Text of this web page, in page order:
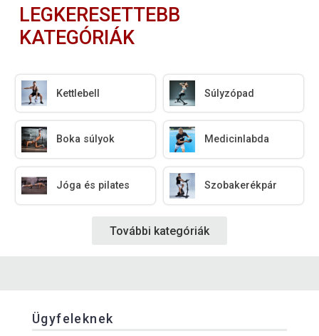
LEGKERESETTEBB
KATEGÓRIÁK
Kettlebell Súlyzópad
Boka súlyok Medicinlabda
Jóga és pilates Szobakerékpár
További kategóriák
Ügyfeleknek